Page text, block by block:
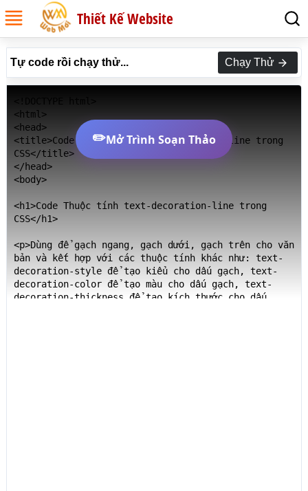
Thiết Kế Website
Tự code rồi chạy thử... Chạy Thử
<html>
<head>
<title>Code Thuộc tính text-decoration-line trong
CSS</title>
</head>
<body>
<h1>Code Thuộc tính text-decoration-line trong
CSS</h1>
<p>Dùng để gạch ngang, gạch dưới, gạch trên cho văn
bản và kết hợp với các thuộc tính khác như: text-
decoration-style để tạo kiểu cho dấu gạch, text-
decoration-color để tạo màu cho dấu gạch, text-
decoration-thickness để tạo kích thước cho dấu
✏️Mở Trình Soạn Thảo